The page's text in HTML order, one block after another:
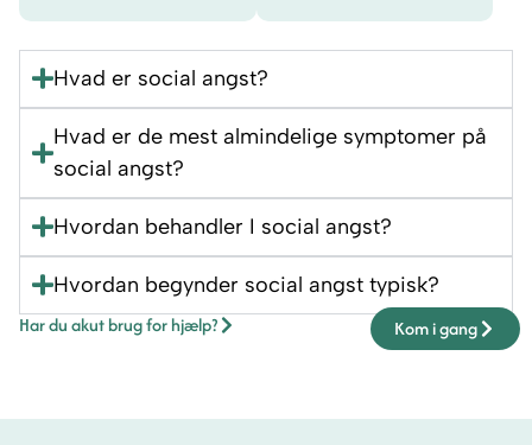
Hvad er social angst?
Hvad er de mest almindelige symptomer på
social angst?
Hvordan behandler I social angst?
Hvordan begynder social angst typisk?
Har du akut brug for hjælp? Kom i gang